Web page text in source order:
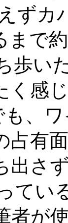
ずカ
まで
歩い
く感
、
占有
出さ
て
者が